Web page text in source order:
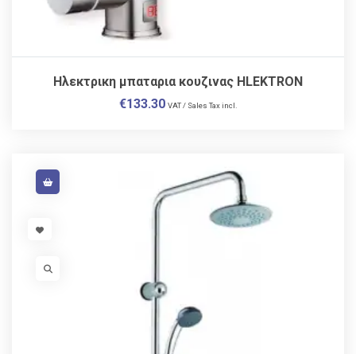
Ηλεκτρικη μπαταρια κουζινας HLEKTRON
€133.30 VAT / Sales Tax incl.
VISIT LINK
VISIT LINK